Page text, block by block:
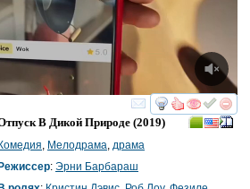
смотреть
В Дикой Природе (2019)
Комедия, Мелодрама, драма
Режиссер: Эрни Барбараш